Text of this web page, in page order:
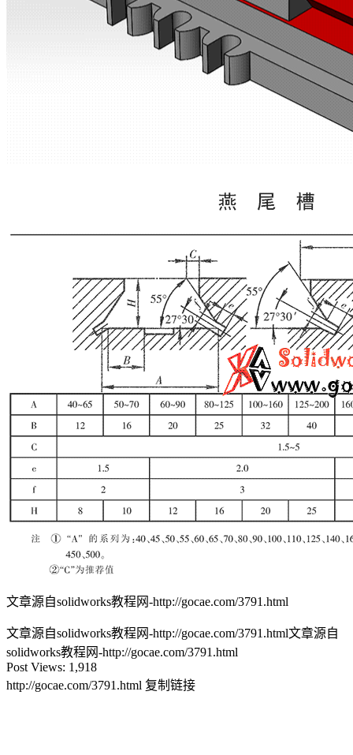
文章源自solidworks教程网-http://gocae.com/3791.html
文章源自solidworks教程网-http://gocae.com/3791.html文章源自
solidworks教程网-http://gocae.com/3791.html
Post Views: 1,918
http://gocae.com/3791.html 复制链接